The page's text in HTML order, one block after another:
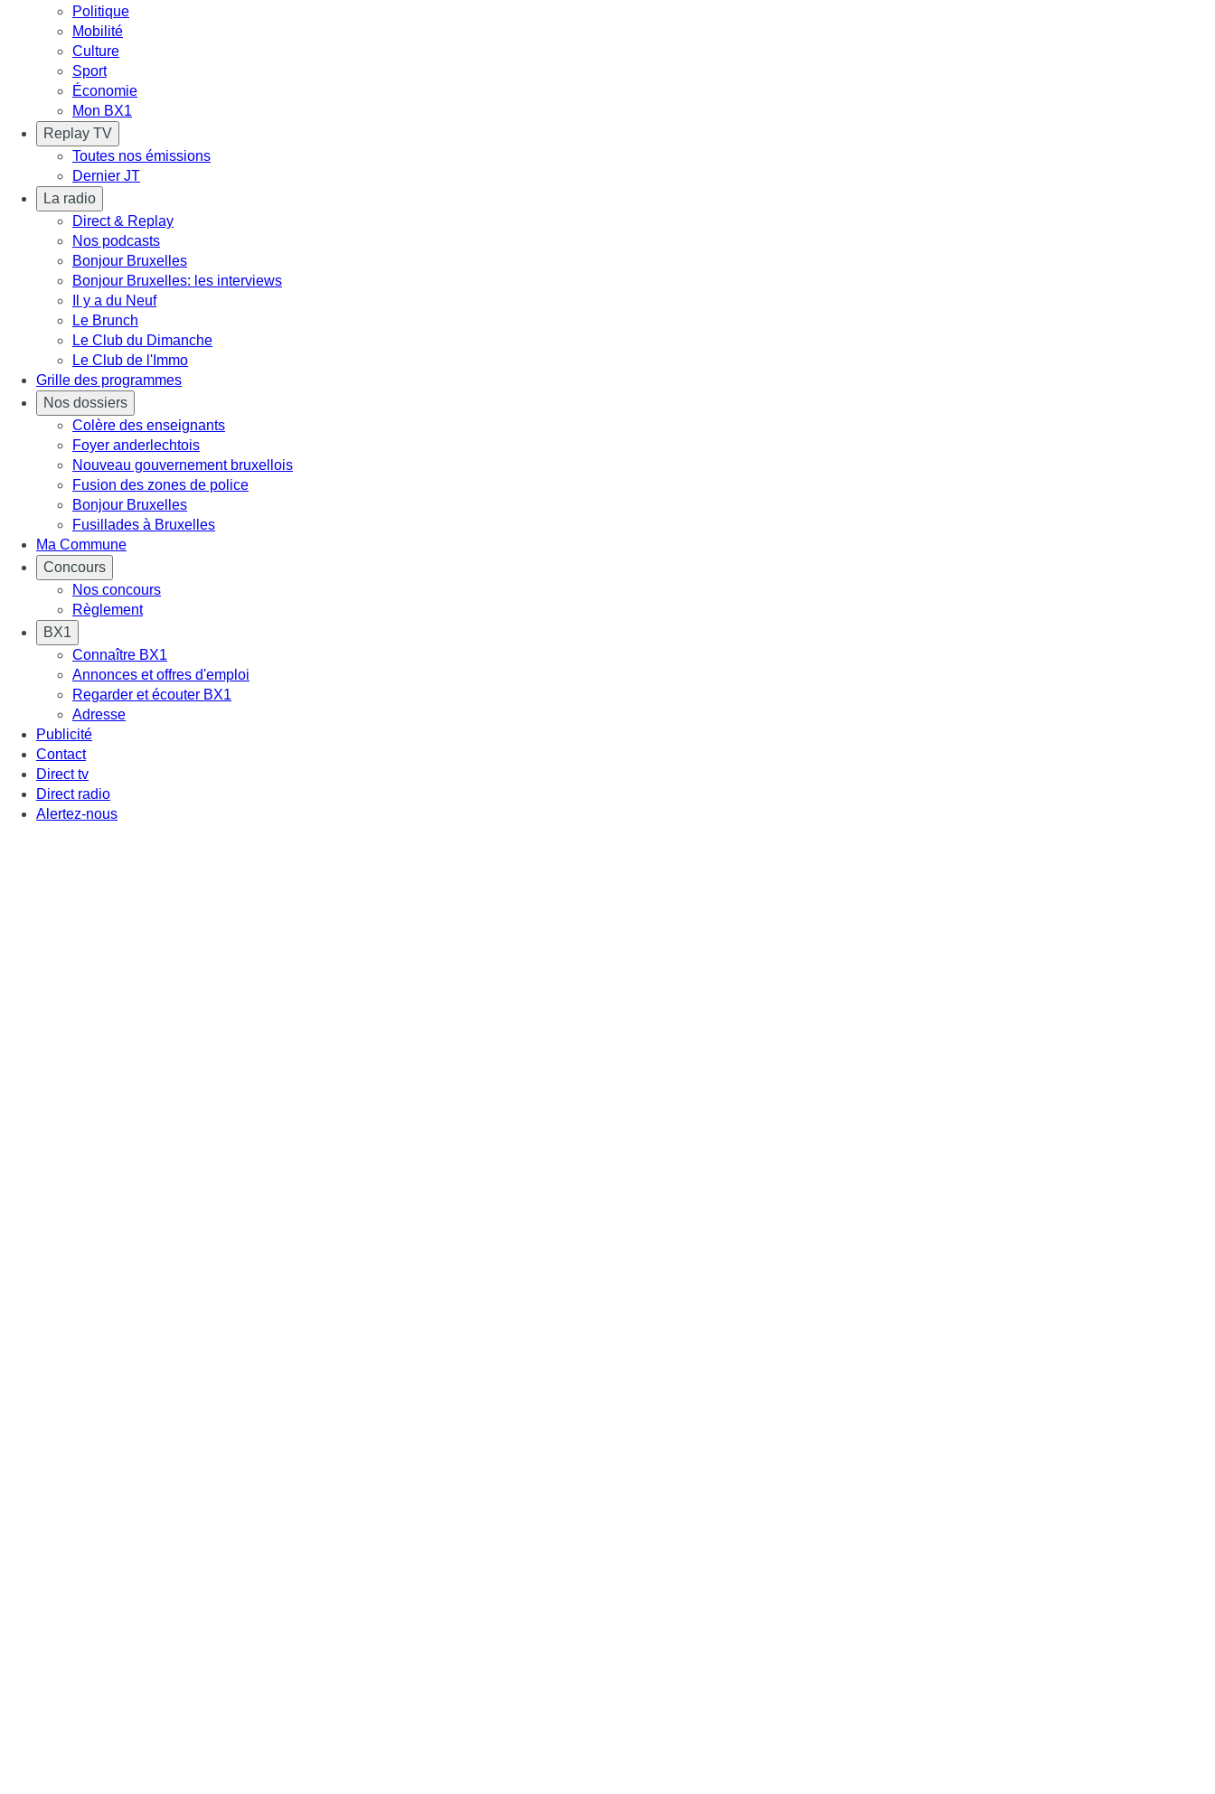
Politique
Mobilité
Culture
Sport
Économie
Mon BX1
Replay TV
Toutes nos émissions
Dernier JT
La radio
Direct & Replay
Nos podcasts
Bonjour Bruxelles
Bonjour Bruxelles: les interviews
Il y a du Neuf
Le Brunch
Le Club du Dimanche
Le Club de l'Immo
Grille des programmes
Nos dossiers
Colère des enseignants
Foyer anderlechtois
Nouveau gouvernement bruxellois
Fusion des zones de police
Bonjour Bruxelles
Fusillades à Bruxelles
Ma Commune
Concours
Nos concours
Règlement
BX1
Connaître BX1
Annonces et offres d'emploi
Regarder et écouter BX1
Adresse
Publicité
Contact
Direct tv
Direct radio
Alertez-nous